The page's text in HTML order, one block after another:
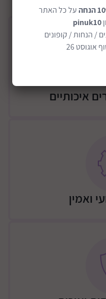
איכותיים
ואמין
על כל האתר
pinuk10
/ הנחות / קופונים
אוגוסט 26